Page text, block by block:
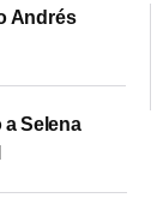
Andrés
a Selena